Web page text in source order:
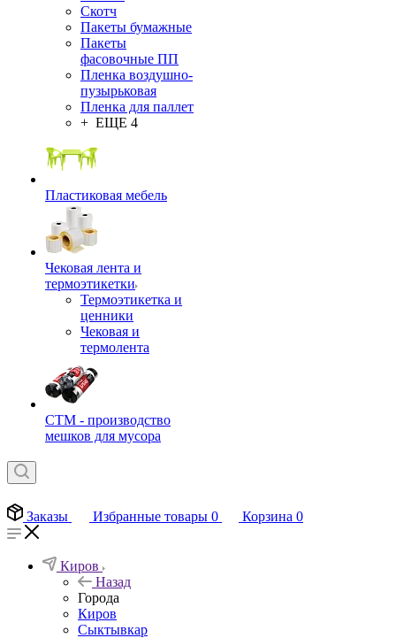
Скотч
Пакеты бумажные
Пакеты
фасовочные ПП
Пленка воздушно-
пузырьковая
Пленка для паллет
+ ЕЩЕ 4
Пластиковая мебель
Чековая лента и
термоэтикетки
Термоэтикетка и
ценники
Чековая и
термолента
СТМ - производство
мешков для мусора
Заказы Избранные товары 0 Корзина 0
Киров
Назад
Города
Киров
Сыктывкар